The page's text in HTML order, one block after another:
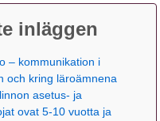
inläggen
– kommunikation i
och kring läroämnena
asetus- ja
ovat 5-10 vuotta ja